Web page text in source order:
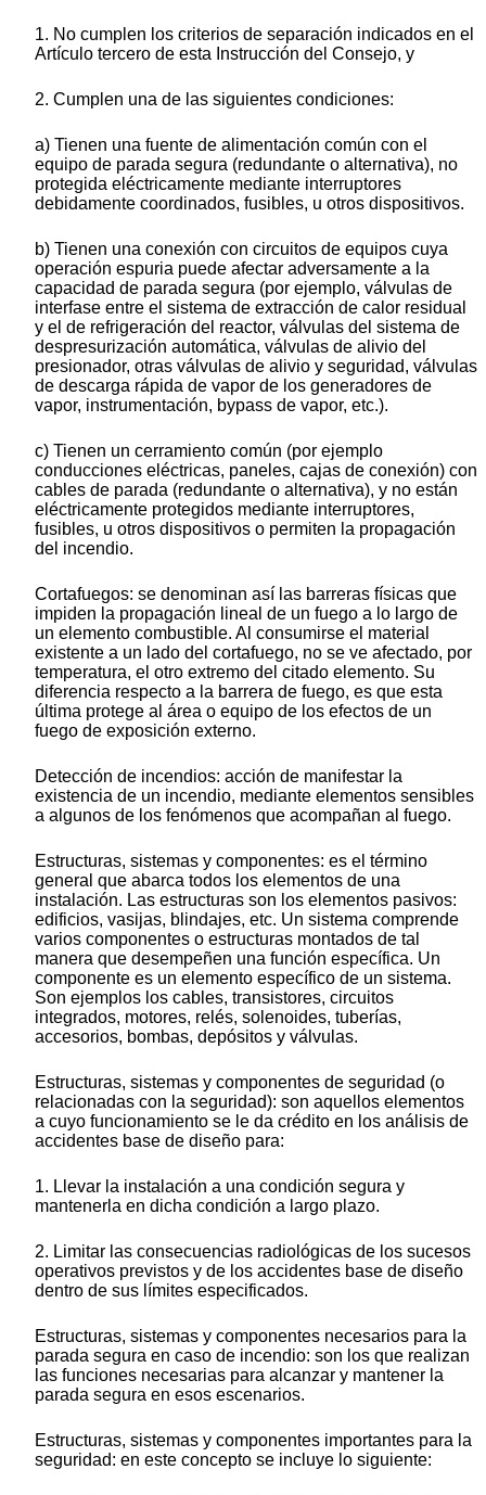
1. No cumplen los criterios de separación indicados en el
Artículo tercero de esta Instrucción del Consejo, y
2. Cumplen una de las siguientes condiciones:
a) Tienen una fuente de alimentación común con el
equipo de parada segura (redundante o alternativa), no
protegida eléctricamente mediante interruptores
debidamente coordinados, fusibles, u otros dispositivos.
b) Tienen una conexión con circuitos de equipos cuya
operación espuria puede afectar adversamente a la
capacidad de parada segura (por ejemplo, válvulas de
interfase entre el sistema de extracción de calor residual
y el de refrigeración del reactor, válvulas del sistema de
despresurización automática, válvulas de alivio del
presionador, otras válvulas de alivio y seguridad, válvulas
de descarga rápida de vapor de los generadores de
vapor, instrumentación, bypass de vapor, etc.).
c) Tienen un cerramiento común (por ejemplo
conducciones eléctricas, paneles, cajas de conexión) con
cables de parada (redundante o alternativa), y no están
eléctricamente protegidos mediante interruptores,
fusibles, u otros dispositivos o permiten la propagación
del incendio.
Cortafuegos: se denominan así las barreras físicas que
impiden la propagación lineal de un fuego a lo largo de
un elemento combustible. Al consumirse el material
existente a un lado del cortafuego, no se ve afectado, por
temperatura, el otro extremo del citado elemento. Su
diferencia respecto a la barrera de fuego, es que esta
última protege al área o equipo de los efectos de un
fuego de exposición externo.
Detección de incendios: acción de manifestar la
existencia de un incendio, mediante elementos sensibles
a algunos de los fenómenos que acompañan al fuego.
Estructuras, sistemas y componentes: es el término
general que abarca todos los elementos de una
instalación. Las estructuras son los elementos pasivos:
edificios, vasijas, blindajes, etc. Un sistema comprende
varios componentes o estructuras montados de tal
manera que desempeñen una función específica. Un
componente es un elemento específico de un sistema.
Son ejemplos los cables, transistores, circuitos
integrados, motores, relés, solenoides, tuberías,
accesorios, bombas, depósitos y válvulas.
Estructuras, sistemas y componentes de seguridad (o
relacionadas con la seguridad): son aquellos elementos
a cuyo funcionamiento se le da crédito en los análisis de
accidentes base de diseño para:
1. Llevar la instalación a una condición segura y
mantenerla en dicha condición a largo plazo.
2. Limitar las consecuencias radiológicas de los sucesos
operativos previstos y de los accidentes base de diseño
dentro de sus límites especificados.
Estructuras, sistemas y componentes necesarios para la
parada segura en caso de incendio: son los que realizan
las funciones necesarias para alcanzar y mantener la
parada segura en esos escenarios.
Estructuras, sistemas y componentes importantes para la
seguridad: en este concepto se incluye lo siguiente: